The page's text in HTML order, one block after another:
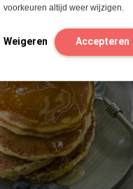
voorkeuren altijd weer wijzigen.
Weigeren Accepteren